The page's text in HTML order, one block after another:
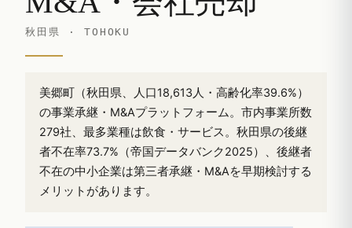
秋田県 · TOHOKU
美郷町（秋田県、人口18,613人・高齢化率39.6%）
の事業承継・M&Aプラットフォーム。市内事業所数
279社、最多業種は飲食・サービス。秋田県の後継
者不在率73.7%（帝国データバンク2025）、後継者
不在の中小企業は第三者承継・M&Aを早期検討する
メリットがあります。